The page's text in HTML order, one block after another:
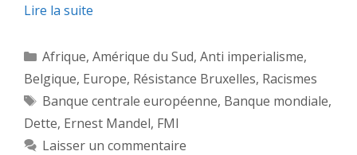
Lire la suite
Catégories
Afrique, Amérique du Sud, Anti imperialisme,
Belgique, Europe, Résistance Bruxelles, Racismes
Étiquettes
Banque centrale européenne, Banque mondiale,
Dette, Ernest Mandel, FMI
Laisser un commentaire